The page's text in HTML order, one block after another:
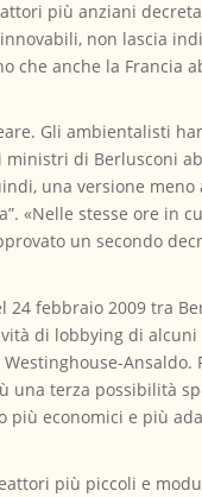
più anziani
non lascia
che anche la Francia
Gli ambientalisti
di Berlusconi
una versione meno
«Nelle stesse ore in
un secondo
24 febbraio 2009 tra
di lobbying di
Ansaldo.
una terza possibilità
economici e più
più piccoli e